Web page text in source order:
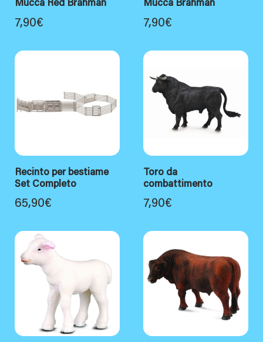
Mucca Red Brahman
7,90€
Mucca Brahman
7,90€
Recinto per bestiame
Set Completo
65,90€
Toro da
combattimento
7,90€